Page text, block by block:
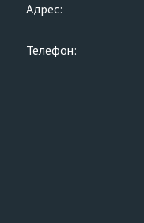
Адрес:
Телефон: